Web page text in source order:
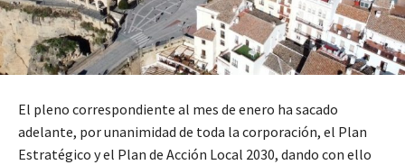
El pleno correspondiente al mes de enero ha sacado
adelante, por unanimidad de toda la corporación, el Plan
Estratégico y el Plan de Acción Local 2030, dando con ello